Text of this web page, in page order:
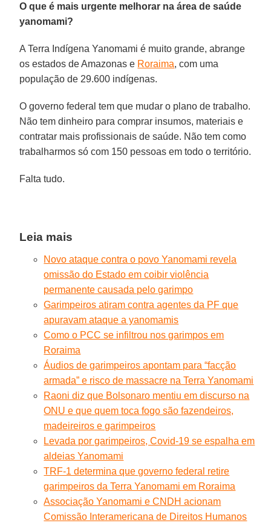
O que é mais urgente melhorar na área de saúde
yanomami?
A Terra Indígena Yanomami é muito grande, abrange
os estados de Amazonas e Roraima, com uma
população de 29.600 indígenas.
O governo federal tem que mudar o plano de trabalho.
Não tem dinheiro para comprar insumos, materiais e
contratar mais profissionais de saúde. Não tem como
trabalharmos só com 150 pessoas em todo o território.
Falta tudo.
Leia mais
Novo ataque contra o povo Yanomami revela
omissão do Estado em coibir violência
permanente causada pelo garimpo
Garimpeiros atiram contra agentes da PF que
apuravam ataque a yanomamis
Como o PCC se infiltrou nos garimpos em
Roraima
Áudios de garimpeiros apontam para “facção
armada” e risco de massacre na Terra Yanomami
Raoni diz que Bolsonaro mentiu em discurso na
ONU e que quem toca fogo são fazendeiros,
madeireiros e garimpeiros
Levada por garimpeiros, Covid-19 se espalha em
aldeias Yanomami
TRF-1 determina que governo federal retire
garimpeiros da Terra Yanomami em Roraima
Associação Yanomami e CNDH acionam
Comissão Interamericana de Direitos Humanos